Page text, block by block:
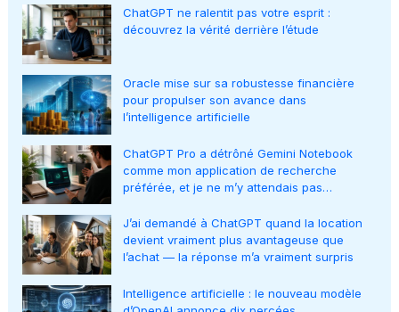
ChatGPT ne ralentit pas votre esprit :
découvrez la vérité derrière l’étude
Oracle mise sur sa robustesse financière
pour propulser son avance dans
l’intelligence artificielle
ChatGPT Pro a détrôné Gemini Notebook
comme mon application de recherche
préférée, et je ne m’y attendais pas…
J’ai demandé à ChatGPT quand la location
devient vraiment plus avantageuse que
l’achat — la réponse m’a vraiment surpris
Intelligence artificielle : le nouveau modèle